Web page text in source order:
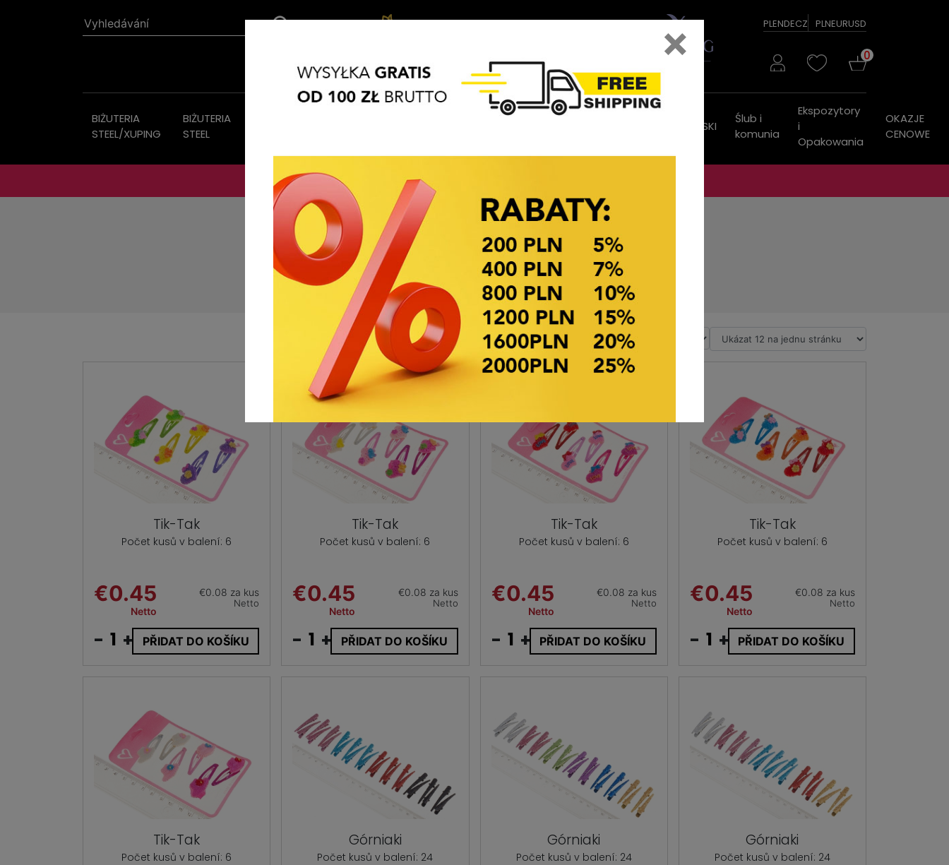
PLENDECZ PLNEURUSD
0
BIŻUTERIA
STEEL/XUPING
BIŻUTERIA
STEEL
Vlasové
PASKI
Ślub i
komunia
Ekspozytory
i
Opakowania
OKAZJE
CENOWE
OKAZJE CENOWE
Akce
Tik-Tak
Počet kusů v balení: 6
€0.45
Netto
€0.08 za kus
Netto
- + PŘIDAT DO KOŠÍKU
Tik-Tak
Počet kusů v balení: 6
€0.45
Netto
€0.08 za kus
Netto
- + PŘIDAT DO KOŠÍKU
Tik-Tak
Počet kusů v balení: 6
€0.45
Netto
€0.08 za kus
Netto
- + PŘIDAT DO KOŠÍKU
Tik-Tak
Počet kusů v balení: 6
€0.45
Netto
€0.08 za kus
Netto
- + PŘIDAT DO KOŠÍKU
Tik-Tak
Počet kusů v balení: 6
Górniaki
Počet kusů v balení: 24
Górniaki
Počet kusů v balení: 24
Górniaki
Počet kusů v balení: 24
×